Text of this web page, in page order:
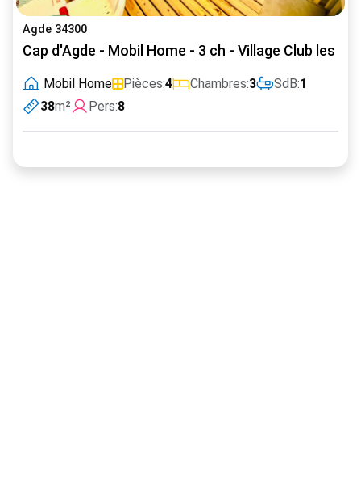
Agde 34300
Cap d'Agde - Mobil Home - 3 ch - Village Club les
Mobil Home Pièces:4 Chambres:3 SdB:1
38m² Pers:8